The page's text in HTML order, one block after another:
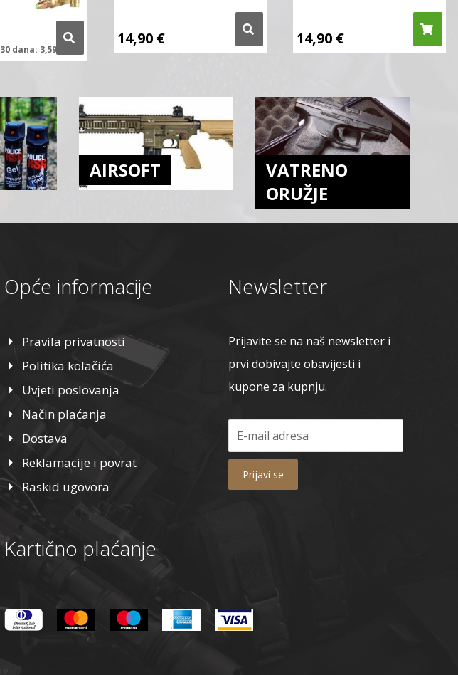
30 dana: 3,59
14,90 € 14,90 €
AIRSOFT
VATRENO
ORUŽJE
Opće informacije
Pravila privatnosti
Politika kolačića
Uvjeti poslovanja
Način plaćanja
Dostava
Reklamacije i povrat
Raskid ugovora
Kartično plaćanje
Newsletter
Prijavite se na naš newsletter i
prvi dobivajte obavijesti i
kupone za kupnju.
Prijavi se